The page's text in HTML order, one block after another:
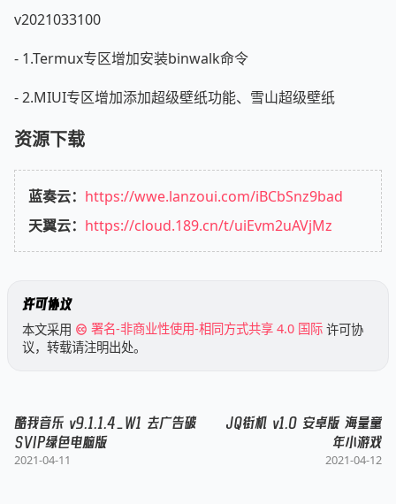
v2021033100
- 1.Termux专区增加安装binwalk命令
- 2.MIUI专区增加添加超级壁纸功能、雪山超级壁纸
资源下载
蓝奏云： https://wwe.lanzoui.com/iBCbSnz9bad
天翼云： https://cloud.189.cn/t/uiEvm2uAVjMz
许可协议
本文采用 署名-非商业性使用-相同方式共享 4.0 国际 许可协
议，转载请注明出处。
酷我音乐 v9.1.1.4_W1 去广告破
SVIP绿色电脑版
2021-04-11
JQ街机 v1.0 安卓版 海量童
年小游戏
2021-04-12